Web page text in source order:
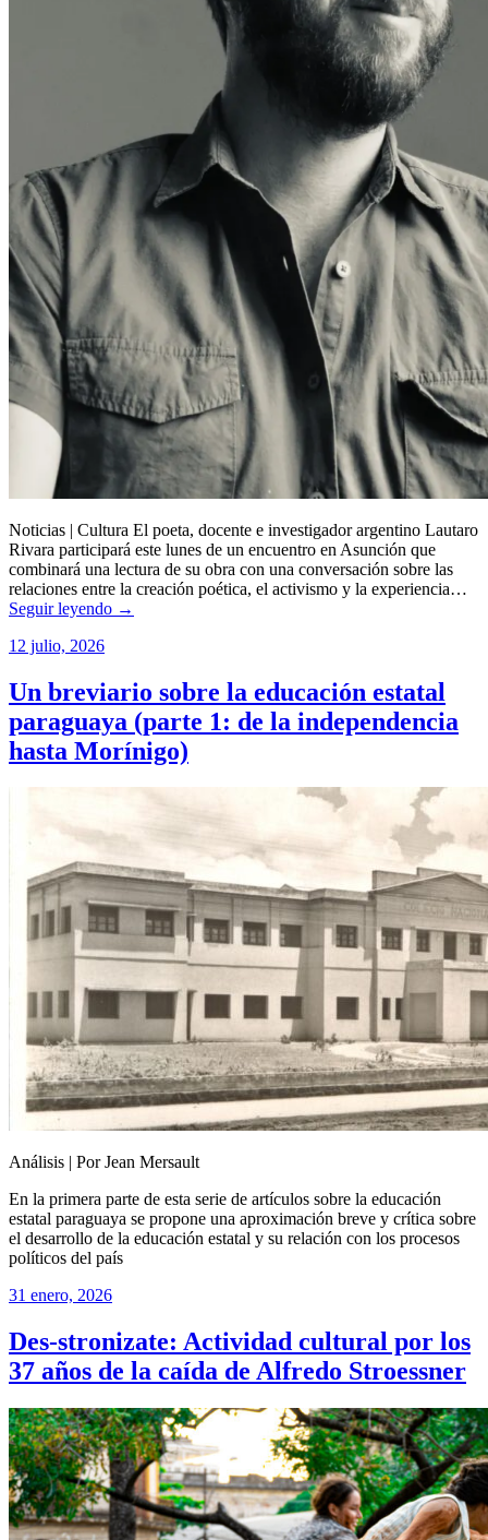
Noticias | Cultura El poeta, docente e investigador argentino Lautaro
Rivara participará este lunes de un encuentro en Asunción que
combinará una lectura de su obra con una conversación sobre las
relaciones entre la creación poética, el activismo y la experiencia…
Seguir leyendo →
12 julio, 2026
Un breviario sobre la educación estatal
paraguaya (parte 1: de la independencia
hasta Morínigo)
Análisis | Por Jean Mersault
En la primera parte de esta serie de artículos sobre la educación
estatal paraguaya se propone una aproximación breve y crítica sobre
el desarrollo de la educación estatal y su relación con los procesos
políticos del país
31 enero, 2026
Des-stronizate: Actividad cultural por los
37 años de la caída de Alfredo Stroessner